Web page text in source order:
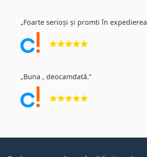
Foarte serioși și promti în
Buna , deocamdată.